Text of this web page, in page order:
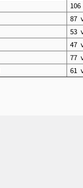
87
53
47
77
61